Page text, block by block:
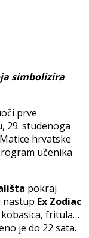
simbolizira
prve
29. studenoga
hrvatske
učenika
pokraj
nastup Ex Zodiac
fritula…
je do 22 sata.